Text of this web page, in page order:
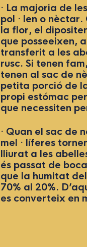
· La majoria de
pol · len o
la flor, el
que posseeixen,
transferit a les
rusc. Si tenen
tenen al sac de
petita porció de
propi estómac
que necessiten
· Quan el sac de
mel · líferes
lliurat a les
és passat de
que la humitat
70% al 20%.
es converteix en